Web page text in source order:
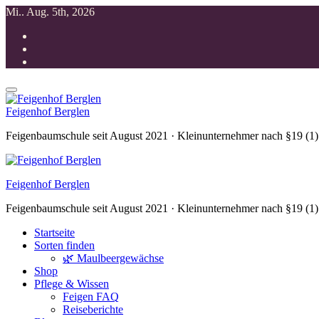
Zum
springen
Mi.. Aug. 5th, 2026
Feigenhof Berglen
Feigenbaumschule seit August 2021 · Kleinunternehmer nach §19
Feigenhof Berglen
Feigenbaumschule seit August 2021 · Kleinunternehmer nach §19
Startseite
Sorten finden
🌿 Maulbeergewächse
Shop
Pflege & Wissen
Feigen FAQ
Reiseberichte